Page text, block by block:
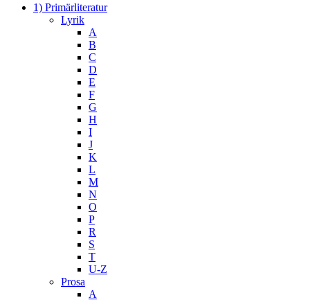
1) Primärliteratur
Lyrik
A
B
C
D
E
F
G
H
I
J
K
L
M
N
O
P
R
S
T
U-Z
Prosa
A